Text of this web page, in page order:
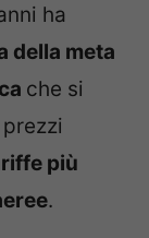
ha
della meta
che si
più
.